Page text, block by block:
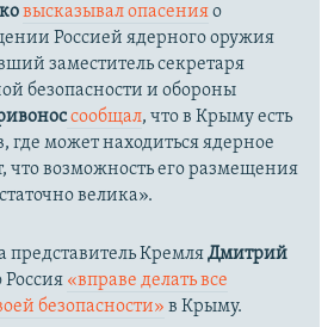
высказывал опасенияо
Россией ядерного оружия
заместитель секретаря
безопасности и обороны
сообщал, что в Крыму есть
где может находиться ядерное
что возможность его размещения
велика».
представитель КремляДмитрий
Россия «вправе делать все
безопасности» в Крыму.